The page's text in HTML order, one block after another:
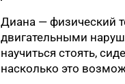
Диана — физический
двигательными
научиться стоять,
насколько это